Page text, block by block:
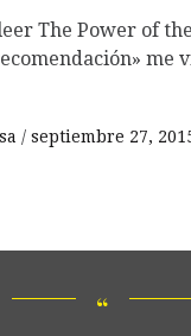
The Power of
me
septiembre 27,